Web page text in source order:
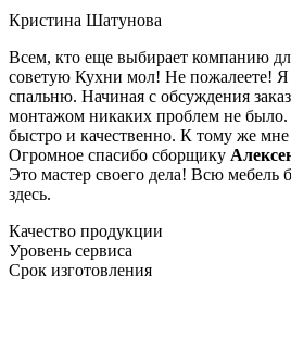
Кристина Шатунова
Всем, кто еще выбирает компанию
советую Кухни мол! Не пожалеете! Я
спальню. Начиная с обсуждения
монтажом никаких проблем не было.
быстро и качественно. К тому же
Огромное спасибо сборщику
Это мастер своего дела! Всю мебель
здесь.
Качество продукции
Уровень сервиса
Срок изготовления